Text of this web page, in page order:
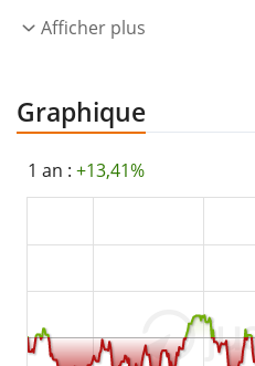
L'ETF a été lancé le 18 août
Afficher plus
Graphique
1 an : +13,41%